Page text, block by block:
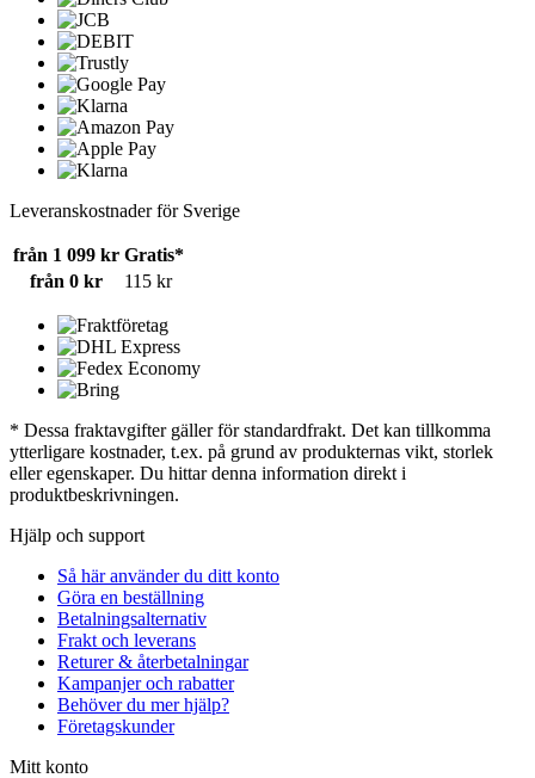
Leveranskostnader för Sverige
från 1 099 kr Gratis*
från 0 kr
115 kr
* Dessa fraktavgifter gäller för standardfrakt. Det kan tillkomma
ytterligare kostnader, t.ex. på grund av produkternas vikt, storlek
eller egenskaper. Du hittar denna information direkt i
produktbeskrivningen.
Hjälp och support
Så här använder du ditt konto
Göra en beställning
Betalningsalternativ
Frakt och leverans
Returer & återbetalningar
Kampanjer och rabatter
Behöver du mer hjälp?
Företagskunder
Mitt konto